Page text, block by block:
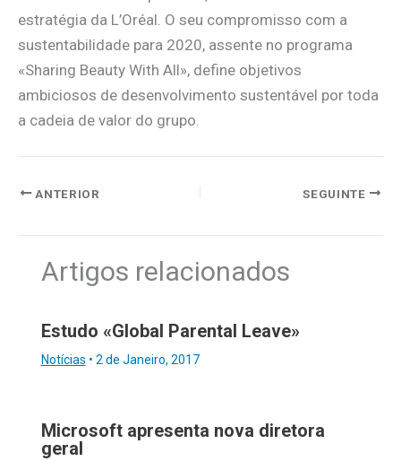
estratégia da L’Oréal. O seu compromisso com a
sustentabilidade para 2020, assente no programa
«Sharing Beauty With All», define objetivos
ambiciosos de desenvolvimento sustentável por toda
a cadeia de valor do grupo.
ANTERIOR SEGUINTE
Artigos relacionados
Estudo «Global Parental Leave»
Notícias • 2 de Janeiro, 2017
Microsoft apresenta nova diretora
geral